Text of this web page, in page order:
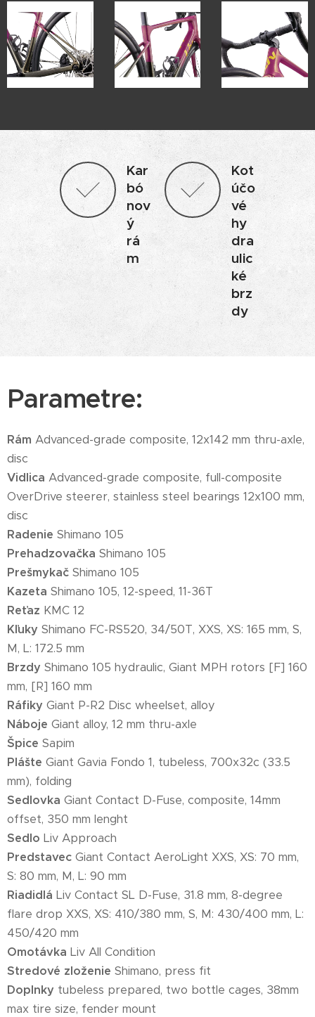
Kar
bó
nov
ý
rá
m
Kot
účo
vé
hy
dra
ulic
ké
brz
dy
Parametre:
Rám Advanced-grade composite, 12x142 mm thru-axle,
disc
Vidlica Advanced-grade composite, full-composite
OverDrive steerer, stainless steel bearings 12x100 mm,
disc
Radenie Shimano 105
Prehadzovačka Shimano 105
Prešmykač Shimano 105
Kazeta Shimano 105, 12-speed, 11-36T
Reťaz KMC 12
Kľuky Shimano FC-RS520, 34/50T, XXS, XS: 165 mm, S,
M, L: 172.5 mm
Brzdy Shimano 105 hydraulic, Giant MPH rotors [F] 160
mm, [R] 160 mm
Ráfiky Giant P-R2 Disc wheelset, alloy
Náboje Giant alloy, 12 mm thru-axle
Špice Sapim
Plášte Giant Gavia Fondo 1, tubeless, 700x32c (33.5
mm), folding
Sedlovka Giant Contact D-Fuse, composite, 14mm
offset, 350 mm lenght
Sedlo Liv Approach
Predstavec Giant Contact AeroLight XXS, XS: 70 mm,
S: 80 mm, M, L: 90 mm
Riadidlá Liv Contact SL D-Fuse, 31.8 mm, 8-degree
flare drop XXS, XS: 410/380 mm, S, M: 430/400 mm, L:
450/420 mm
Omotávka Liv All Condition
Stredové zloženie Shimano, press fit
Doplnky tubeless prepared, two bottle cages, 38mm
max tire size, fender mount